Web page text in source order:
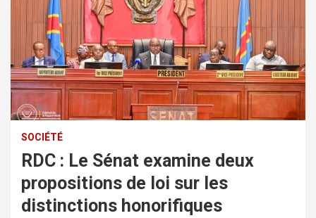
SOCIÉTÉ
RDC : Le Sénat examine deux
propositions de loi sur les
distinctions honorifiques